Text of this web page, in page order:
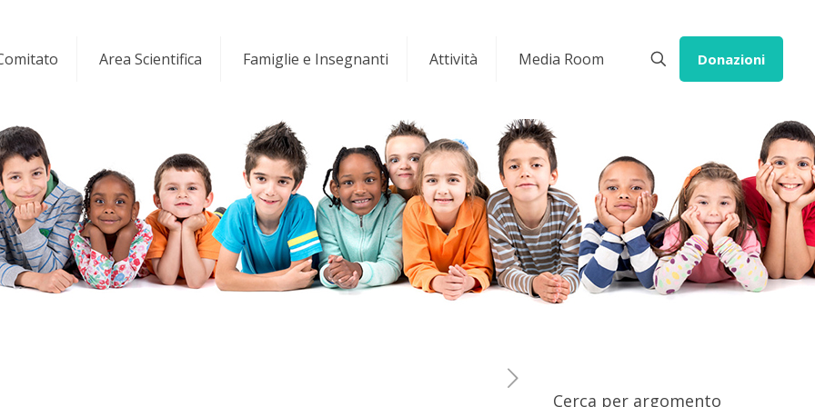
Area Scientifica Famiglie e Insegnanti Attività Media Room Donazioni
Cerca per argomento